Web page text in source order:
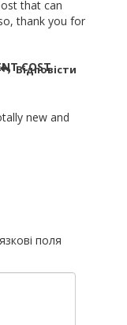
that can
thank you for
COST
new and
Відповісти
поля